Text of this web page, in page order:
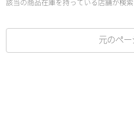
該当の商品在庫を持っている店舗が検索
元のペー